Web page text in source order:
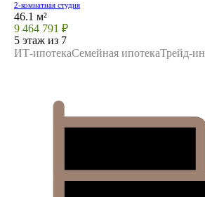
2-комнатная студия
46.1 м²
9 464 791 ₽
5 этаж из 7
ИТ-ипотекаСемейная ипотекаТрейд-ин